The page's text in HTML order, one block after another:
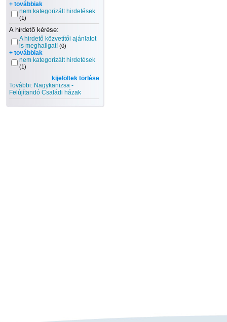
+ továbbiak
nem kategorizált hirdetések
(1)
A hirdető kérése:
A hirdető közvetítői ajánlatot
is meghallgat! (0)
+ továbbiak
nem kategorizált hirdetések
(1)
kijelöltek törlése
További: Nagykanizsa -
Felújítandó Családi házak